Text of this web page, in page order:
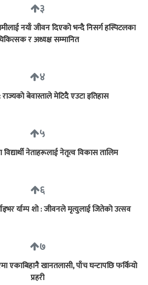
३
नयाँ जीवन दिएको भन्दै निसर्ग हस्पिटलका
र अध्यक्ष सम्मानित
४
राज्यको बेवास्ताले मेटिदै एउटा इतिहास
५
नेताहरूलाई नेतृत्व विकास तालिम
६
र्याम्प शो : जीवनले मृत्युलाई जितेको उत्सव
७
एकाबिहानै खानतलासी, पाँच घन्टापछि फर्कियो
प्रहरी